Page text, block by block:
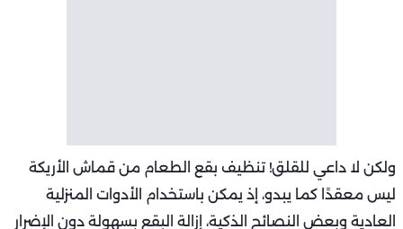
ولكن لا داعي للقلق! تنظيف بقع الطعام من قماش الأريكة
ليس معقدًا كما يبدو، إذ يمكن باستخدام الأدوات المنزلية
العادية وبعض النصائح الذكية، إزالة البقع بسهولة دون الإضرار